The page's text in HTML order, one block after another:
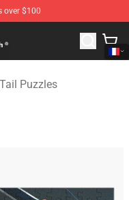
over $100
Merchandise Shop
Puzzles